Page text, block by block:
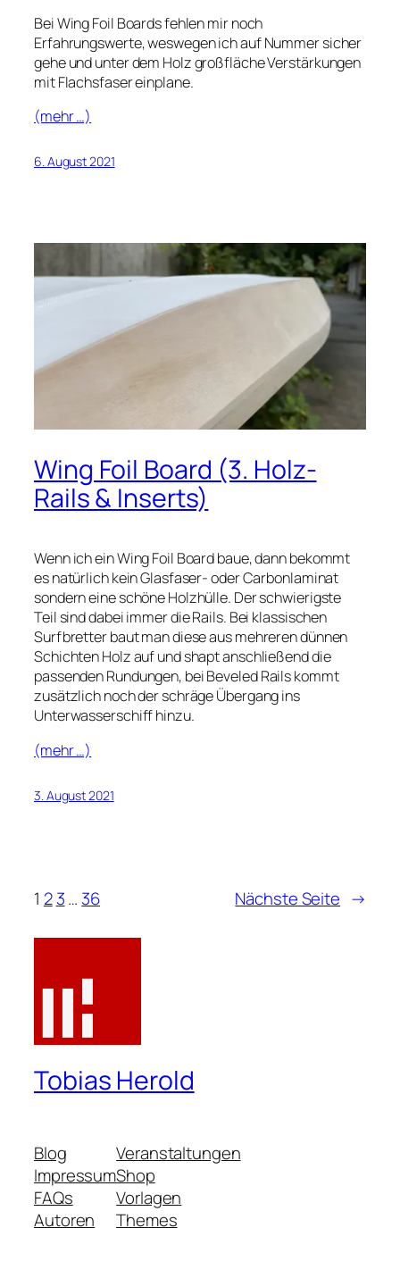
Bei Wing Foil Boards fehlen mir noch
Erfahrungswerte, weswegen ich auf Nummer sicher
gehe und unter dem Holz großfläche Verstärkungen
mit Flachsfaser einplane.
(mehr …)
6. August 2021
Wing Foil Board (3. Holz-
Rails & Inserts)
Wenn ich ein Wing Foil Board baue, dann bekommt
es natürlich kein Glasfaser- oder Carbonlaminat
sondern eine schöne Holzhülle. Der schwierigste
Teil sind dabei immer die Rails. Bei klassischen
Surfbretter baut man diese aus mehreren dünnen
Schichten Holz auf und shapt anschließend die
passenden Rundungen, bei Beveled Rails kommt
zusätzlich noch der schräge Übergang ins
Unterwasserschiff hinzu.
(mehr …)
3. August 2021
1 2 3… 36 Nächste Seite →
Tobias Herold
Blog
Impressum
FAQs
Autoren
Veranstaltungen
Shop
Vorlagen
Themes